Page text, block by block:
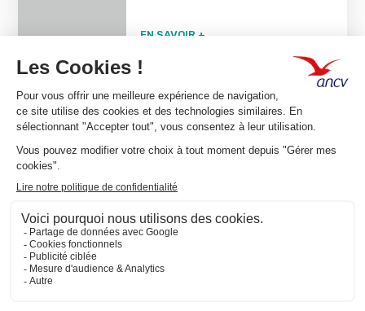
EN SAVOIR +
Team Classic,
Connect ou
les deux ?